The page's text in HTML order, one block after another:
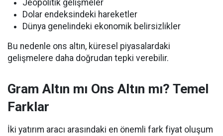
Jeopolitik gelişmeler
Dolar endeksindeki hareketler
Dünya genelindeki ekonomik belirsizlikler
Bu nedenle ons altın, küresel piyasalardaki
gelişmelere daha doğrudan tepki verebilir.
Gram Altın mı Ons Altın mı? Temel
Farklar
İki yatırım aracı arasındaki en önemli fark fiyat oluşum